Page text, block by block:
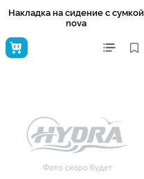
Накладка на сидение с сумкой
nova